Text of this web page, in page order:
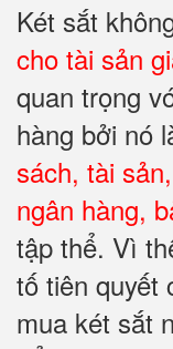
Két sắt
cho tài sản
quan trọng
hàng bởi nó
sách, tài
ngân hàng,
tập thể. Vì
tố tiên quyết
mua két sắt